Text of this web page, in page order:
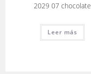
2029 07 chocolate
Leer más